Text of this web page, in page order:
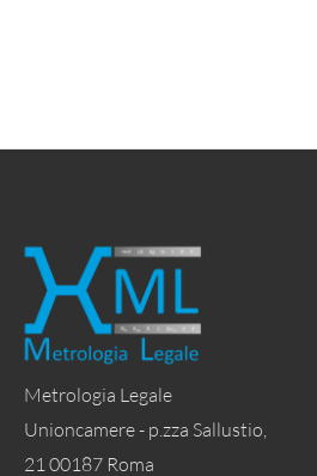
Metrologia Legale
Unioncamere - p.zza Sallustio,
21 00187 Roma